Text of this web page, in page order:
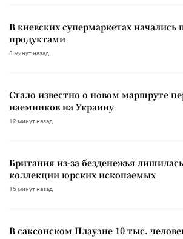
В киевских супермаркетах начались
продуктами
8 минут назад
Стало известно о новом маршруте
наемников на Украину
12 минут назад
Британия из-за безденежья
коллекции юрских ископаемых
15 минут назад
В саксонском Плауэне 10 тыс.